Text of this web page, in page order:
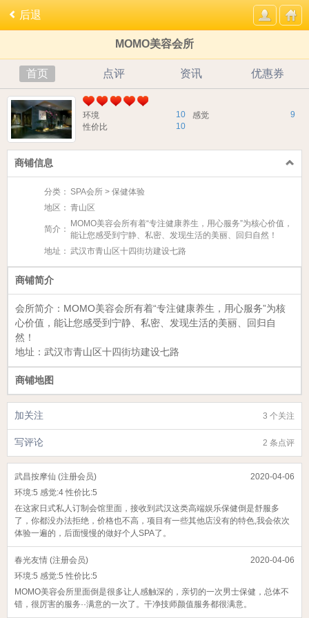
后退
MOMO美容会所
首页 点评 资讯 优惠券
10
环境 9
感觉
10
性价比
商铺信息
分类： SPA会所 > 保健体验
地区： 青山区
简介：
MOMO美容会所有着“专注健康养生，用心服务”为核心价值，
能让您感受到宁静、私密、发现生活的美丽、回归自然！
地址： 武汉市青山区十四街坊建设七路
商铺简介
会所简介： MOMO美容会所有着“专注健康养生，用心服务”为核
心价值，能让您感受到宁静、私密、发现生活的美丽、回归自
然！
地址： 武汉市青山区十四街坊建设七路
商铺地图
3 个关注
加关注
2 条点评
写评论
2020-04-06
武昌按摩仙 (注册会员)
环境:5 感觉:4 性价比:5
在这家日式私人订制会馆里面，接收到武汉这类高端娱乐保健倒是舒服多
了，你都没办法拒绝，价格也不高，项目有一些其他店没有的特色,我会依次
体验一遍的，后面慢慢的做好个人SPA了。
2020-04-06
春光友情 (注册会员)
环境:5 感觉:5 性价比:5
MOMO美容会所里面倒是很多让人感触深的，亲切的一次男士保健，总体不
错，很厉害的服务··满意的一次了。干净技师颜值服务都很满意。